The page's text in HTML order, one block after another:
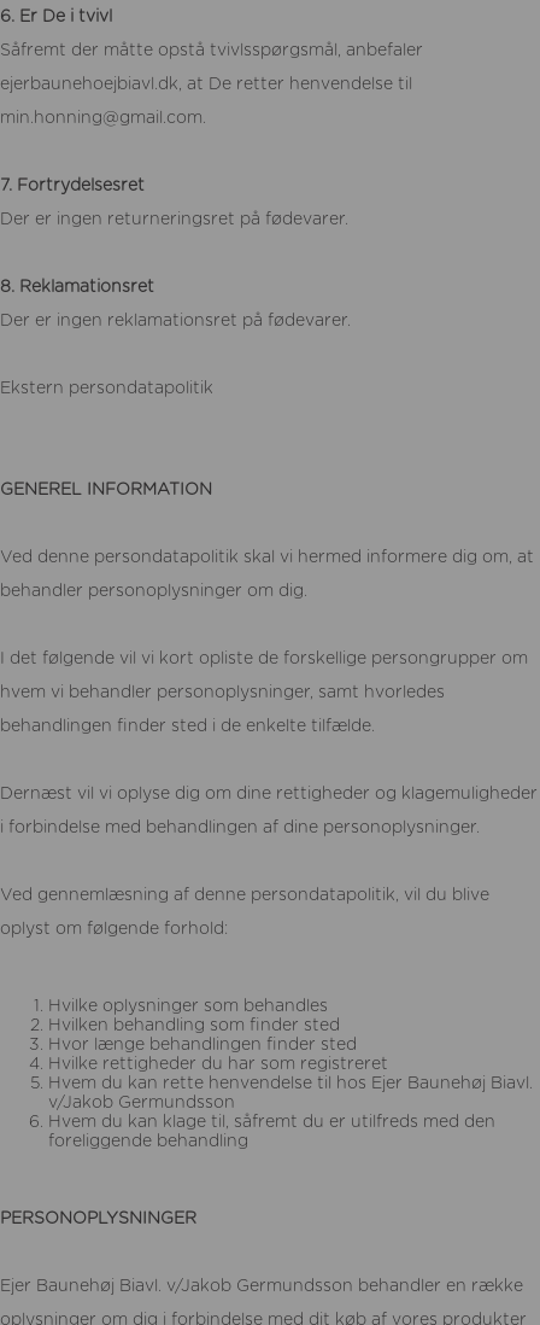
6. Er De i tvivl
Såfremt der måtte opstå tvivlsspørgsmål, anbefaler
ejerbaunehoejbiavl.dk, at De retter henvendelse til
min.honning@gmail.com.
7. Fortrydelsesret
Der er ingen returneringsret på fødevarer.
8. Reklamationsret
Der er ingen reklamationsret på fødevarer.
Ekstern persondatapolitik
GENEREL INFORMATION
Ved denne persondatapolitik skal vi hermed informere dig om, at
behandler personoplysninger om dig.
I det følgende vil vi kort opliste de forskellige persongrupper om
hvem vi behandler personoplysninger, samt hvorledes
behandlingen finder sted i de enkelte tilfælde.
Dernæst vil vi oplyse dig om dine rettigheder og klagemuligheder
i forbindelse med behandlingen af dine personoplysninger.
Ved gennemlæsning af denne persondatapolitik, vil du blive
oplyst om følgende forhold:
Hvilke oplysninger som behandles
Hvilken behandling som finder sted
Hvor længe behandlingen finder sted
Hvilke rettigheder du har som registreret
Hvem du kan rette henvendelse til hos Ejer Baunehøj Biavl.
v/Jakob Germundsson
Hvem du kan klage til, såfremt du er utilfreds med den
foreliggende behandling
PERSONOPLYSNINGER
Ejer Baunehøj Biavl. v/Jakob Germundsson behandler en række
oplysninger om dig i forbindelse med dit køb af vores produkter